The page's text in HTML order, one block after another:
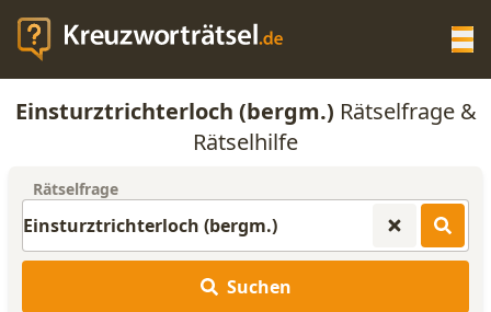
KREUZWORTRÄTSEL-HILFE
ANAGRAMM-GENERATOR
Einsturztrichterloch (bergm.) Rätselfrage &
Rätselhilfe
Rätselfrage
Suchen